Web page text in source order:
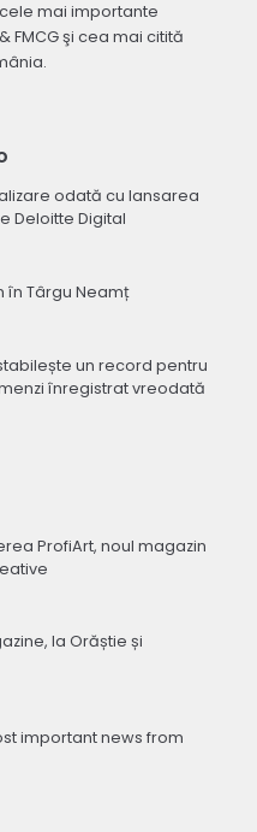
mai importante
FMCG şi cea mai citită
odată cu lansarea
Deloitte Digital
în Târgu Neamț
un record pentru
înregistrat vreodată
ProfiArt, noul magazin
la Orăștie și
important news from